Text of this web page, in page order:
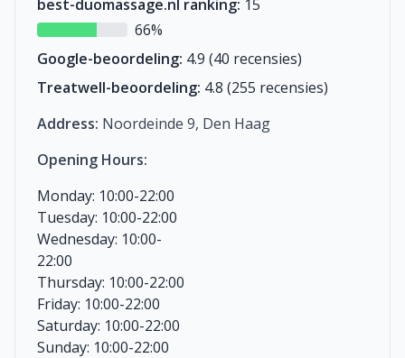
best-duomassage.nl ranking: 15
66%
Google-beoordeling: 4.9 (40 recensies)
Treatwell-beoordeling: 4.8 (255 recensies)
Address: Noordeinde 9, Den Haag
Opening Hours:
Monday: 10:00-22:00
Tuesday: 10:00-22:00
Wednesday: 10:00-
22:00
Thursday: 10:00-22:00
Friday: 10:00-22:00
Saturday: 10:00-22:00
Sunday: 10:00-22:00